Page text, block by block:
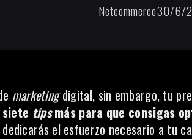
Netcommerce30/6/
marketingdigital, sin embargo, tu
siete tipsmás para que consigas
el esfuerzo necesario a tu